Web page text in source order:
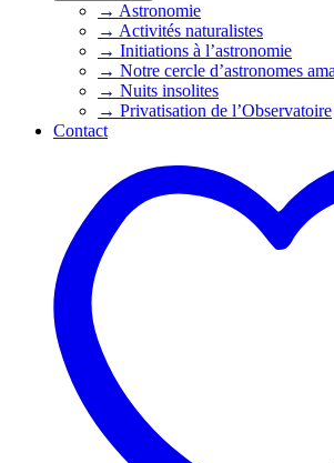
→ Astronomie
→ Activités naturalistes
→ Initiations à l’astronomie
→ Notre cercle d’astronomes
→ Nuits insolites
→ Privatisation de l’Observatoire
Contact